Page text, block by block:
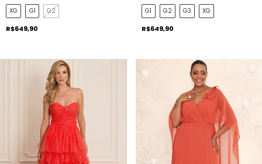
XG G1 G2
R$649,90
G1 G2 G3 XG
R$649,90